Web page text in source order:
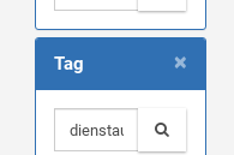
×
Tag